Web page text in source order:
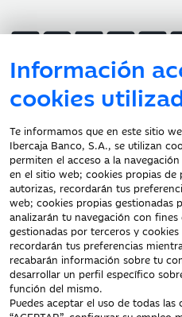
Información
cookies
Te informamos que en este sitio
Ibercaja Banco, S.A., se utilizan
permiten el acceso a la
en el sitio web; cookies propias de
autorizas, recordarán tus
web; cookies propias gestionadas
analizarán tu navegación con
gestionadas por terceros y
recordarán tus preferencias
recabarán información sobre tu
desarrollar un perfil específico
función del mismo.
Puedes aceptar el uso de todas
Atención al cliente
Documentación a clientes
Aviso Legal
Protección datos
personales
Tarifas y Cotizaciones
Tablón de Anuncios
Política de cookies
Declaración de
accesibilidad